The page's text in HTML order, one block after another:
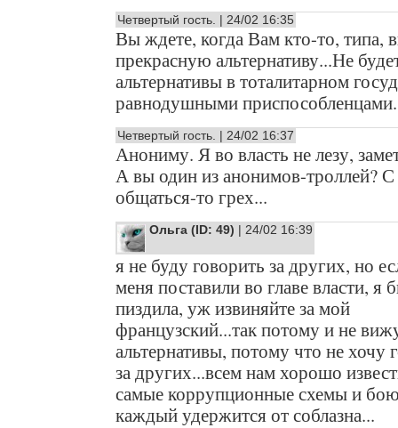
Четвертый гость. | 24/02 16:35
Вы ждете, когда Вам кто-то, типа,
прекрасную альтернативу...Не
альтернативы в тоталитарном
равнодушными приспособленцами.
Четвертый гость. | 24/02 16:37
Анониму. Я во власть не лезу,
А вы один из анонимов-троллей?
общаться-то грех...
Ольга (ID: 49) | 24/02 16:39
я не буду говорить за других, но
меня поставили во главе власти, я
пиздила, уж извиняйте за мой
французский...так потому и не
альтернативы, потому что не хочу
за других...всем нам хорошо
самые коррупционные схемы и
каждый удержится от соблазна...